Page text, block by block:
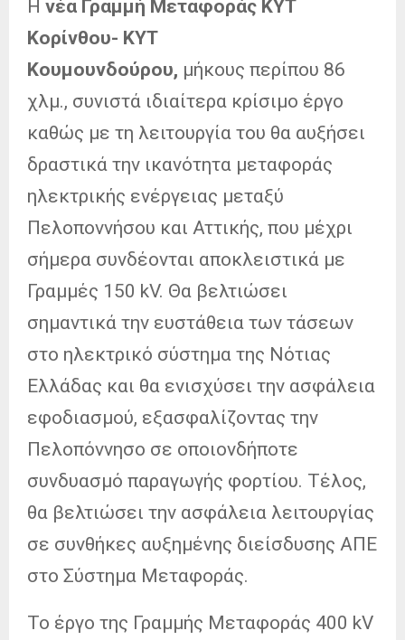
Η νέα Γραμμή Μεταφοράς ΚΥΤ
Κορίνθου- ΚΥΤ
Κουμουνδούρου, μήκους περίπου 86
χλμ., συνιστά ιδιαίτερα κρίσιμο έργο
καθώς με τη λειτουργία του θα αυξήσει
δραστικά την ικανότητα μεταφοράς
ηλεκτρικής ενέργειας μεταξύ
Πελοποννήσου και Αττικής, που μέχρι
σήμερα συνδέονται αποκλειστικά με
Γραμμές 150 kV. Θα βελτιώσει
σημαντικά την ευστάθεια των τάσεων
στο ηλεκτρικό σύστημα της Νότιας
Ελλάδας και θα ενισχύσει την ασφάλεια
εφοδιασμού, εξασφαλίζοντας την
Πελοπόννησο σε οποιονδήποτε
συνδυασμό παραγωγής φορτίου. Τέλος,
θα βελτιώσει την ασφάλεια λειτουργίας
σε συνθήκες αυξημένης διείσδυσης ΑΠΕ
στο Σύστημα Μεταφοράς.
Το έργο της Γραμμής Μεταφοράς 400 kV